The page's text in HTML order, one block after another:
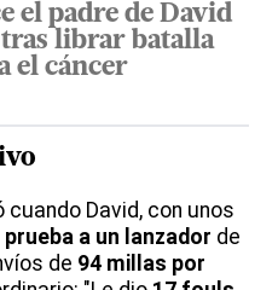
el padre de David
librar batalla
el cáncer
cuando David, con unos
prueba a un lanzador de
de 94 millas por